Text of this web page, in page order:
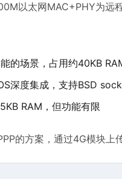
以太网MAC+PHY为远
的场景，占用约40KB
深度集成，支持BSD
RAM，但功能有限
的方案，通过4G模块上